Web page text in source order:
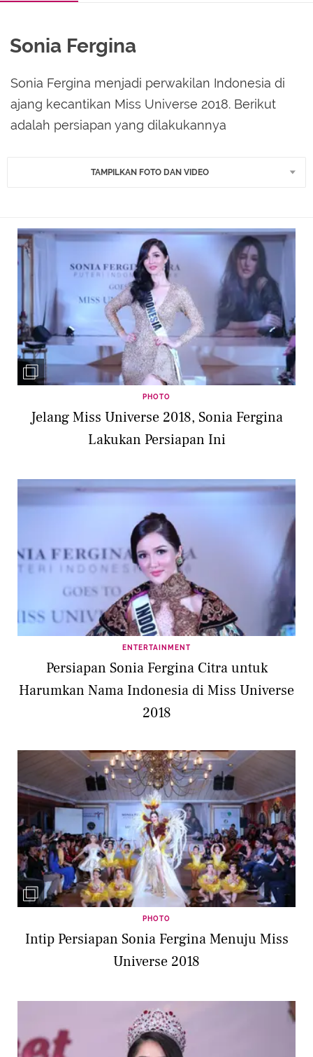
Sonia Fergina
Sonia Fergina menjadi perwakilan Indonesia di
ajang kecantikan Miss Universe 2018. Berikut
adalah persiapan yang dilakukannya
TAMPILKAN FOTO DAN VIDEO
PHOTO
Jelang Miss Universe 2018, Sonia Fergina
Lakukan Persiapan Ini
ENTERTAINMENT
Persiapan Sonia Fergina Citra untuk
Harumkan Nama Indonesia di Miss Universe
2018
PHOTO
Intip Persiapan Sonia Fergina Menuju Miss
Universe 2018